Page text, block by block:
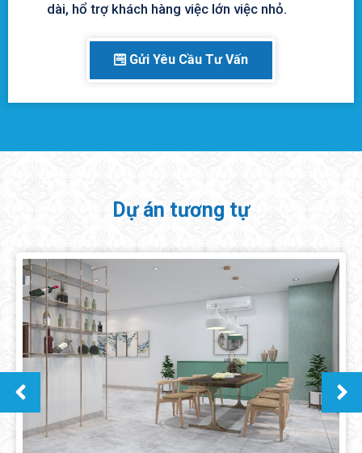
dài, hổ trợ khách hàng việc lớn việc nhỏ.
Gửi Yêu Cầu Tư Vấn
Dự án tương tự